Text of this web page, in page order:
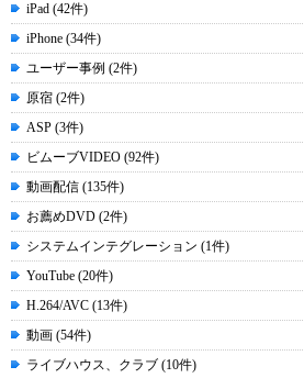
iPad (42件)
iPhone (34件)
ユーザー事例 (2件)
原宿 (2件)
ASP (3件)
ビムーブVIDEO (92件)
動画配信 (135件)
お薦めDVD (2件)
システムインテグレーション (1件)
YouTube (20件)
H.264/AVC (13件)
動画 (54件)
ライブハウス、クラブ (10件)